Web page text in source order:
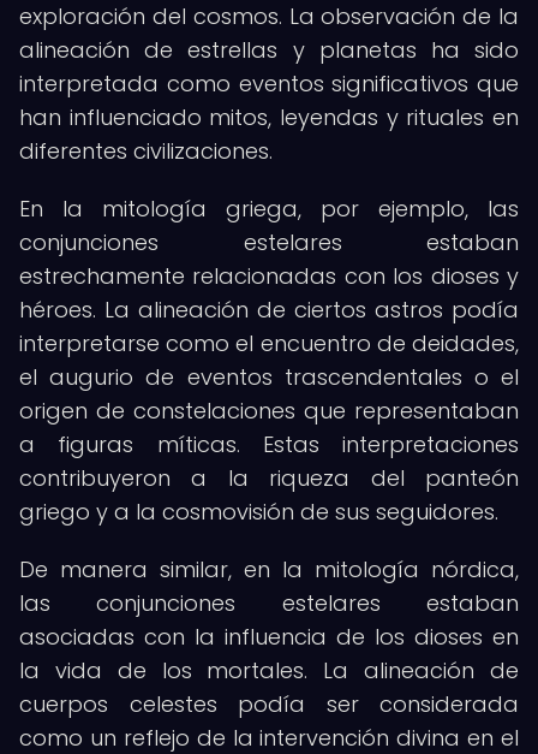
exploración del cosmos. La observación de la
alineación de estrellas y planetas ha sido
interpretada como eventos significativos que
han influenciado mitos, leyendas y rituales en
diferentes civilizaciones.
En la mitología griega, por ejemplo, las
conjunciones estelares estaban
estrechamente relacionadas con los dioses y
héroes. La alineación de ciertos astros podía
interpretarse como el encuentro de deidades,
el augurio de eventos trascendentales o el
origen de constelaciones que representaban
a figuras míticas. Estas interpretaciones
contribuyeron a la riqueza del panteón
griego y a la cosmovisión de sus seguidores.
De manera similar, en la mitología nórdica,
las conjunciones estelares estaban
asociadas con la influencia de los dioses en
la vida de los mortales. La alineación de
cuerpos celestes podía ser considerada
como un reflejo de la intervención divina en el